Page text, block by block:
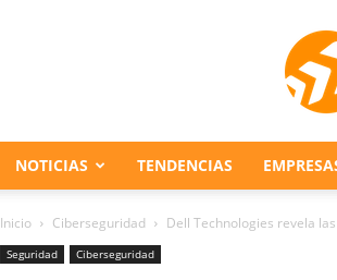
NOTICIAS TENDENCIAS
Inicio Ciberseguridad Dell Technologies revela
Seguridad Ciberseguridad